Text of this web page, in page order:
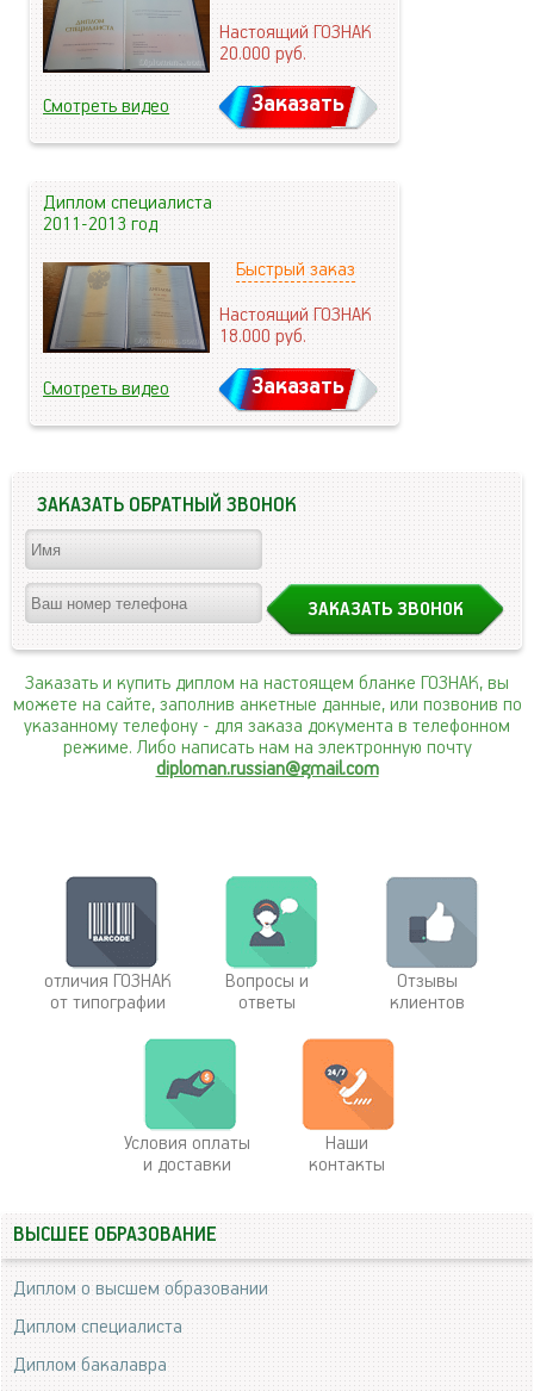
Настоящий ГОЗНАК
20.000руб.
Смотреть видео Заказать
Диплом специалиста
2011-2013 год
Быстрый заказ
Настоящий ГОЗНАК
18.000руб.
Смотреть видео Заказать
ЗАКАЗАТЬ ОБРАТНЫЙ ЗВОНОК
Заказать и купить диплом на настоящем бланке ГОЗНАК, вы
можете на сайте, заполнив анкетные данные, или позвонив по
указанному телефону - для заказа документа в телефонном
режиме. Либо написать нам на электронную почту
diploman.russian@gmail.com
отличия ГОЗНАК
от типографии
Вопросы и
ответы
Отзывы
клиентов
Условия оплаты
и доставки
Наши
контакты
ВЫСШЕЕ ОБРАЗОВАНИЕ
Диплом о высшем образовании
Диплом специалиста
Диплом бакалавра